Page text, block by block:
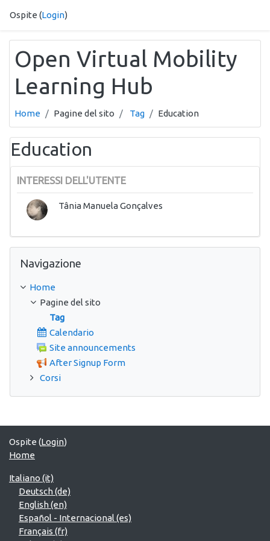
Ospite (Login)
Open Virtual Mobility
Learning Hub
Home Pagine del sito Tag Education
Education
INTERESSI DELL'UTENTE
Tânia Manuela Gonçalves
Navigazione
Home
Pagine del sito
Tag
Calendario
Site announcements
After Signup Form
Corsi
Ospite (Login)
Home
Italiano ‎(it)‎
Deutsch ‎(de)‎
English ‎(en)‎
Español - Internacional ‎(es)‎
Français ‎(fr)‎